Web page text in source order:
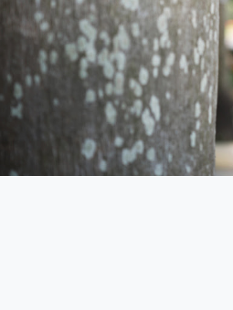
小巧好吸不擋鏡頭 有Qi2認
會走動的冷暖氣 SONY
寶可夢飛人外掛iToolab
百倍變焦實測~ vivo X200
超好用的 PLAUD NotePin
COMPUTEX 2025 來囉！
自帶線的 有線無線都能充
飛利浦 JS7310 ⚡【電急便
是螢幕也是電視! 一機超多
iPhone、Apple Watch、
動靜皆宜「HUAWEI